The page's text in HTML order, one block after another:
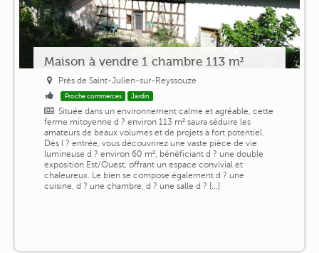
Maison à vendre 1 chambre 113 m²
Près de Saint-Julien-sur-Reyssouze
Proche commerces Jardin
Située dans un environnement calme et agréable, cette
ferme mitoyenne d ? environ 113 m² saura séduire les
amateurs de beaux volumes et de projets à fort potentiel.
Dès l ? entrée, vous découvrirez une vaste pièce de vie
lumineuse d ? environ 60 m², bénéficiant d ? une double
exposition Est/Ouest, offrant un espace convivial et
chaleureux. Le bien se compose également d ? une
cuisine, d ? une chambre, d ? une salle d ? [...]